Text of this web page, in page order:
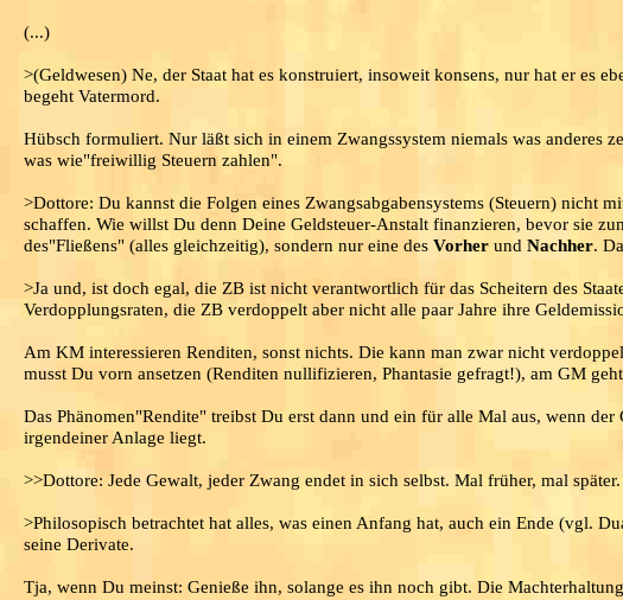
(...)
>(Geldwesen) Ne, der Staat hat es konstruiert, insoweit konsens, nur hat er es
begeht Vatermord.
Hübsch formuliert. Nur läßt sich in einem Zwangssystem niemals was anderes
was wie"freiwillig Steuern zahlen".
>Dottore: Du kannst die Folgen eines Zwangsabgabensystems (Steuern) nicht
schaffen. Wie willst Du denn Deine Geldsteuer-Anstalt finanzieren, bevor sie
des"Fließens" (alles gleichzeitig), sondern nur eine des Vorher und Nachher.
>Ja und, ist doch egal, die ZB ist nicht verantwortlich für das Scheitern des
Verdopplungsraten, die ZB verdoppelt aber nicht alle paar Jahre ihre
Am KM interessieren Renditen, sonst nichts. Die kann man zwar nicht
musst Du vorn ansetzen (Renditen nullifizieren, Phantasie gefragt!), am GM
Das Phänomen"Rendite" treibst Du erst dann und ein für alle Mal aus, wenn
irgendeiner Anlage liegt.
>>Dottore: Jede Gewalt, jeder Zwang endet in sich selbst. Mal früher, mal später.
>Philosopisch betrachtet hat alles, was einen Anfang hat, auch ein Ende (vgl.
seine Derivate.
Tja, wenn Du meinst: Genieße ihn, solange es ihn noch gibt. Die